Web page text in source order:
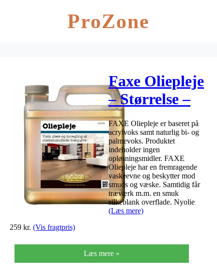
ProZone
Faxe Oliepleje
– Størrelse –
2,5 L, Farve –
hvid
FAXE Oliepleje er baseret på
acrylvoks samt naturlig bi- og
palmevoks. Produktet
indeholder ingen
opløsningsmidler. FAXE
Oliepleje har en fremragende
vaskeevne og beskytter mod
smuds og væske. Samtidig får
træværk m.m. en smuk
silkeblank overflade. Nyolie
(Læs mere)
259 kr. (Vis fragtpris)
Læs mere »